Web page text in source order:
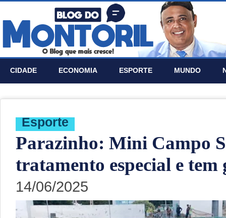
CIDADE ECONOMIA ESPORTE MUNDO
Esporte
Parazinho: Mini Campo
tratamento especial e
14/06/2025